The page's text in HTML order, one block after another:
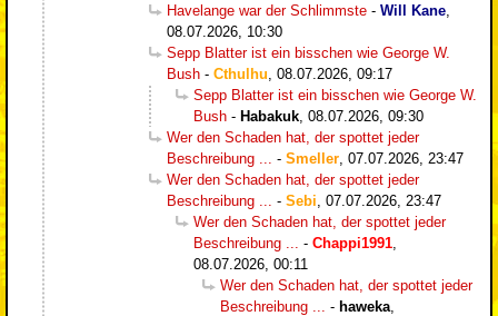
Havelange war der Schlimmste - Will Kane
08.07.2026, 10:30
Sepp Blatter ist ein bisschen wie George W.
Bush - Cthulhu 08.07.2026, 09:17
Sepp Blatter ist ein bisschen wie George W.
Bush - Habakuk 08.07.2026, 09:30
Wer den Schaden hat, der spottet jeder
Beschreibung ...
- Smeller 07.07.2026, 23:47
Wer den Schaden hat, der spottet jeder
Beschreibung ...
- Sebi 07.07.2026, 23:47
Wer den Schaden hat, der spottet jeder
Beschreibung ...
- Chappi1991
08.07.2026, 00:11
Wer den Schaden hat, der spottet jeder
Beschreibung ...
- haweka